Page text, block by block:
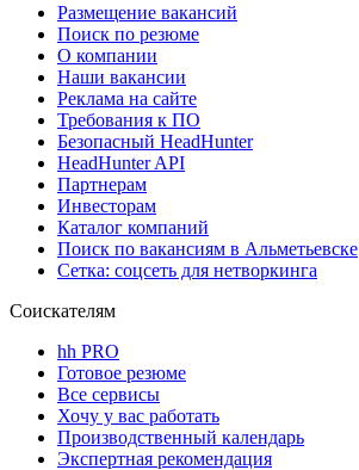
Размещение вакансий
Поиск по резюме
О компании
Наши вакансии
Реклама на сайте
Требования к ПО
Безопасный HeadHunter
HeadHunter API
Партнерам
Инвесторам
Каталог компаний
Поиск по вакансиям в Альметьевске
Сетка: соцсеть для нетворкинга
Соискателям
hh PRO
Готовое резюме
Все сервисы
Хочу у вас работать
Производственный календарь
Экспертная рекомендация